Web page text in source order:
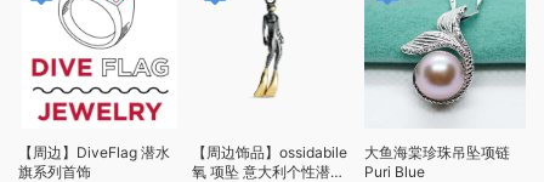
【周边】DiveFlag 潜水
旗系列首饰
【周边饰品】ossidabile
氧 项坠 意大利个性潜水
大鱼海棠珍珠吊坠项链
Puri Blue